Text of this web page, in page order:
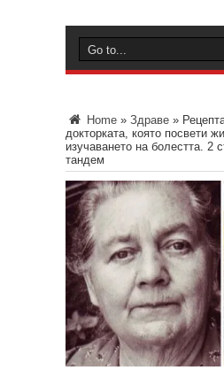
Home » Здраве »
докторката, която посвети
изучаването на болестта. 2
тандем